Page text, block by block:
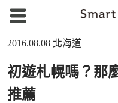
2016.08.08 北海道
初遊札幌嗎？那
推薦